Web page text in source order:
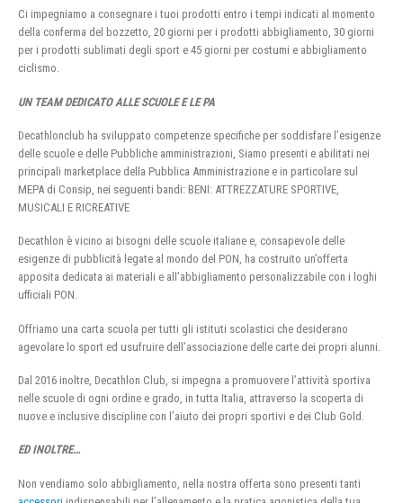
Ci impegniamo a consegnare i tuoi prodotti entro i tempi indicati al momento
della conferma del bozzetto, 20 giorni per i prodotti abbigliamento, 30 giorni
per i prodotti sublimati degli sport e 45 giorni per costumi e abbigliamento
ciclismo.
UN TEAM DEDICATO ALLE SCUOLE E LE PA
Decathlonclub ha sviluppato competenze specifiche per soddisfare l’esigenze
delle scuole e delle Pubbliche amministrazioni, Siamo presenti e abilitati nei
principali marketplace della Pubblica Amministrazione e in particolare sul
MEPA di Consip, nei seguenti bandi: BENI: ATTREZZATURE SPORTIVE,
MUSICALI E RICREATIVE
Decathlon è vicino ai bisogni delle scuole italiane e, consapevole delle
esigenze di pubblicità legate al mondo del PON, ha costruito un’offerta
apposita dedicata ai materiali e all’abbigliamento personalizzabile con i loghi
ufficiali PON.
Offriamo una carta scuola per tutti gli istituti scolastici che desiderano
agevolare lo sport ed usufruire dell’associazione delle carte dei propri alunni.
Dal 2016 inoltre, Decathlon Club, si impegna a promuovere l’attività sportiva
nelle scuole di ogni ordine e grado, in tutta Italia, attraverso la scoperta di
nuove e inclusive discipline con l’aiuto dei propri sportivi e dei Club Gold.
ED INOLTRE…
Non vendiamo solo abbigliamento, nella nostra offerta sono presenti tanti